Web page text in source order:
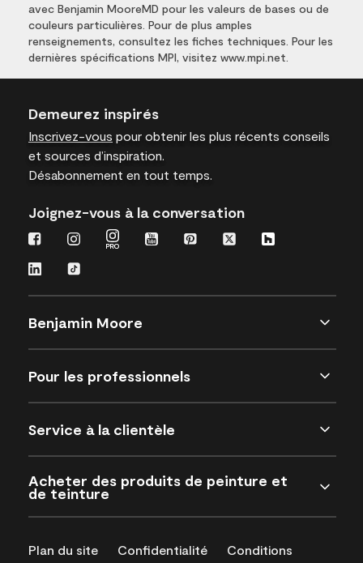
avec Benjamin MooreMD pour les valeurs de bases ou de
couleurs particulières. Pour de plus amples
renseignements, consultez les fiches techniques. Pour les
dernières spécifications MPI, visitez www.mpi.net.
Demeurez inspirés
Inscrivez-vous pour obtenir les plus récents conseils
et sources d’inspiration.
Désabonnement en tout temps.
Joignez-vous à la conversation
Benjamin Moore
Pour les professionnels
Service à la clientèle
Acheter des produits de peinture et
de teinture
Plan du site Confidentialité
Conditions